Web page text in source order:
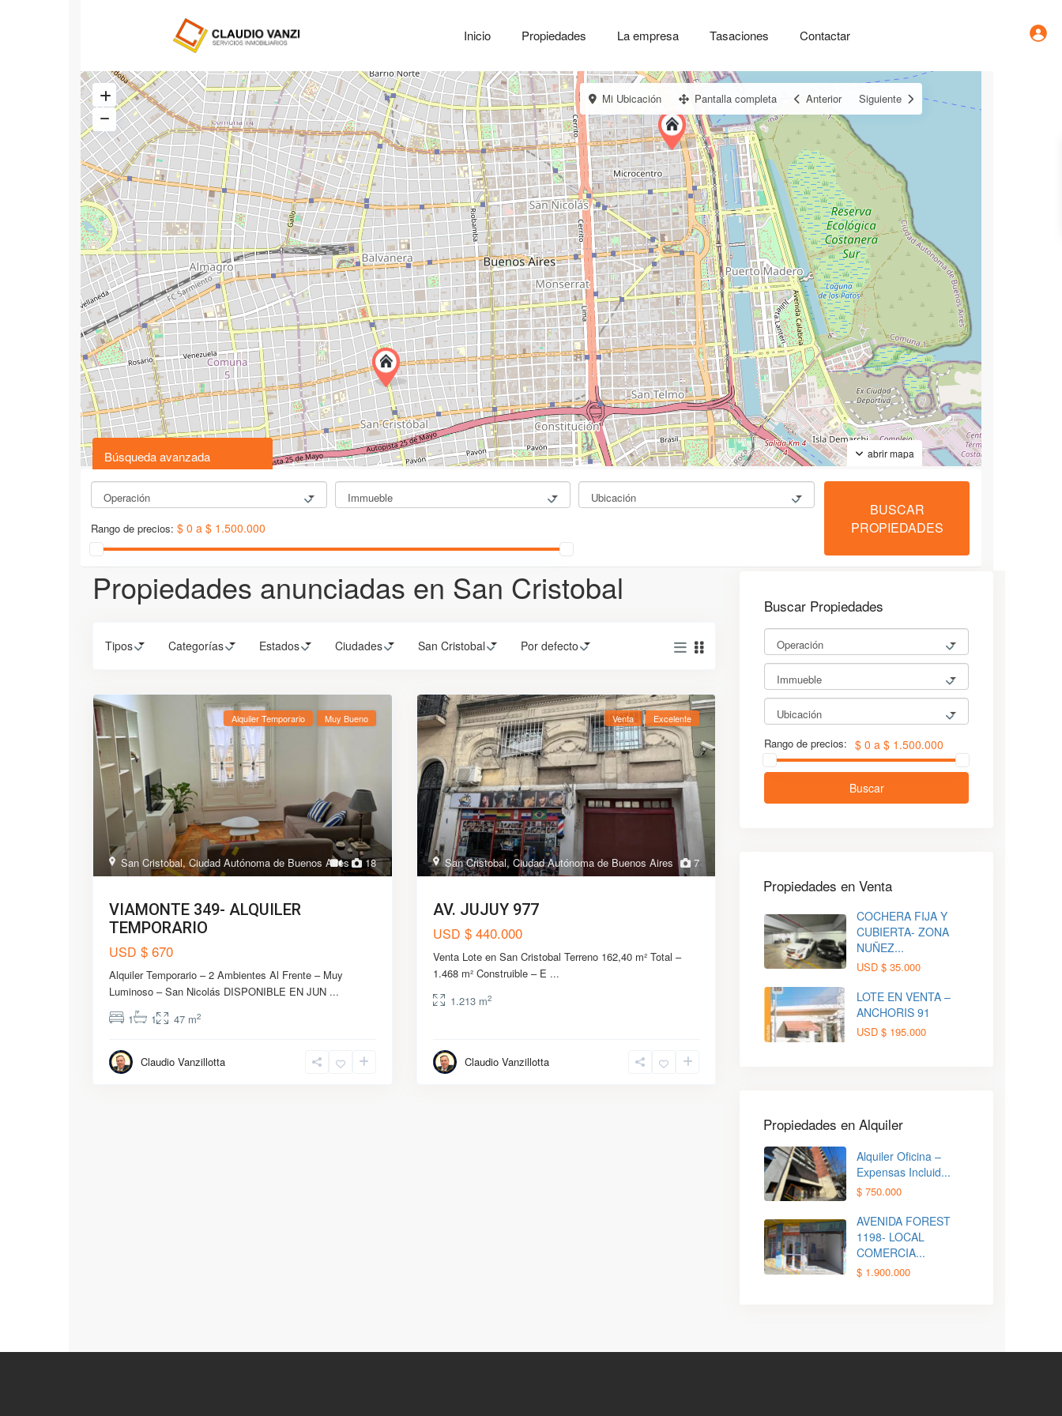
Inicio Propiedades La empresa Tasaciones Contactar
abrir mapa
Mi Ubicación Pantalla completa Anterior Siguiente
Búsqueda avanzada
Operación Immueble Ubicación
Rango de precios: $ 0 a $ 1.500.000
Propiedades anunciadas en San Cristobal
Tipos Categorías Estados Ciudades San Cristobal Por defecto
18
San Cristobal,Ciudad Autónoma de Buenos Aires
Alquiler Temporario Muy Bueno
VIAMONTE 349- ALQUILER
TEMPORARIO
USD $ 670
Alquiler Temporario – 2 Ambientes Al Frente – Muy
Luminoso – San Nicolás DISPONIBLE EN JUN ...
1
1 47 m2
Claudio Vanzillotta
7
San Cristobal, Ciudad Autónoma de Buenos Aires
Venta Excelente
AV. JUJUY 977
USD $ 440.000
Venta Lote en San Cristobal Terreno 162,40 m² Total –
1.468 m² Construible – E ...
1.213 m2
Claudio Vanzillotta
Buscar Propiedades
Operación
Immueble
Ubicación
Rango de precios: $ 0 a $ 1.500.000
Buscar
Propiedades en Venta
COCHERA FIJA Y
CUBIERTA- ZONA
NUÑEZ...
USD $ 35.000
LOTE EN VENTA –
ANCHORIS 91
USD $ 195.000
Propiedades en Alquiler
Alquiler Oficina –
Expensas Incluid...
$ 750.000
AVENIDA FOREST
1198- LOCAL
COMERCIA...
$ 1.900.000